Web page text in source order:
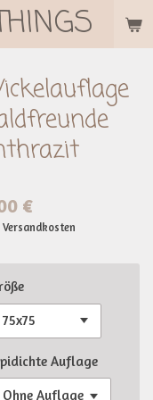
€
Auflage